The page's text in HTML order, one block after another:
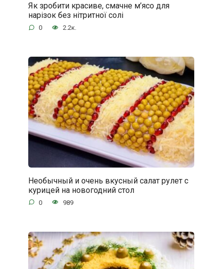
Як зробити красиве, смачне м’ясо для
нарізок без нітритної солі
0 2.2к.
Необычный и очень вкусный салат рулет с
курицей на новогодний стол
0 989